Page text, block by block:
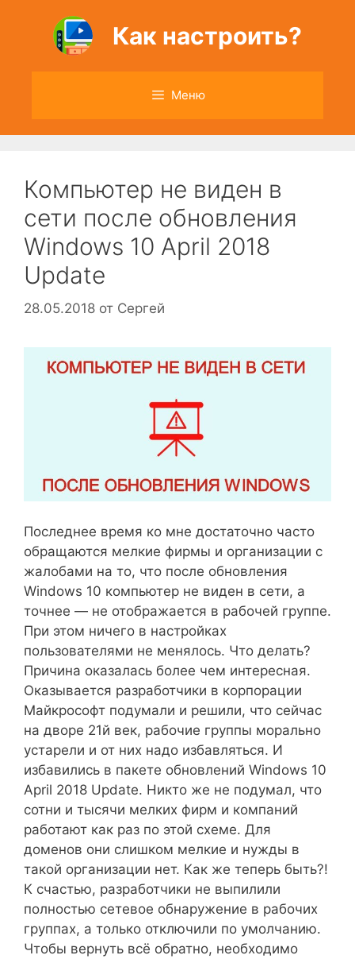
содержимому
Как настроить?
Меню
Компьютер не виден в
сети после обновления
Windows 10 April 2018
Update
28.05.2018 от Сергей
Последнее время ко мне достаточно часто
обращаются мелкие фирмы и организации с
жалобами на то, что после обновления
Windows 10 компьютер не виден в сети, а
точнее — не отображается в рабочей группе.
При этом ничего в настройках
пользователями не менялось. Что делать?
Причина оказалась более чем интересная.
Оказывается разработчики в корпорации
Майкрософт подумали и решили, что сейчас
на дворе 21й век, рабочие группы морально
устарели и от них надо избавляться. И
избавились в пакете обновлений Windows 10
April 2018 Update. Никто же не подумал, что
сотни и тысячи мелких фирм и компаний
работают как раз по этой схеме. Для
доменов они слишком мелкие и нужды в
такой организации нет. Как же теперь быть?!
К счастью, разработчики не выпилили
полностью сетевое обнаружение в рабочих
группах, а только отключили по умолчанию.
Чтобы вернуть всё обратно, необходимо